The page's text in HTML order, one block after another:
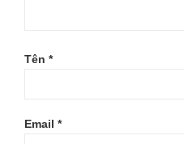
Tên *
Email *